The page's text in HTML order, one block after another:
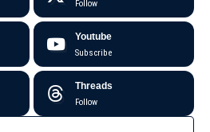
Follow
Youtube
Subscribe
Threads
Follow